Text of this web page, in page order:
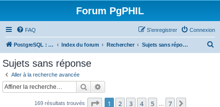
Forum PgPHIL
FAQ Connexion
S’enregistrer
PostgreSQL : SGBD libre, puissant et complet Index du forum Rechercher Sujets sans réponse
Sujets sans réponse
Aller à la recherche avancée
Rechercher
169 résultats trouvés Page 1sur7
1 2 3 4 5 7